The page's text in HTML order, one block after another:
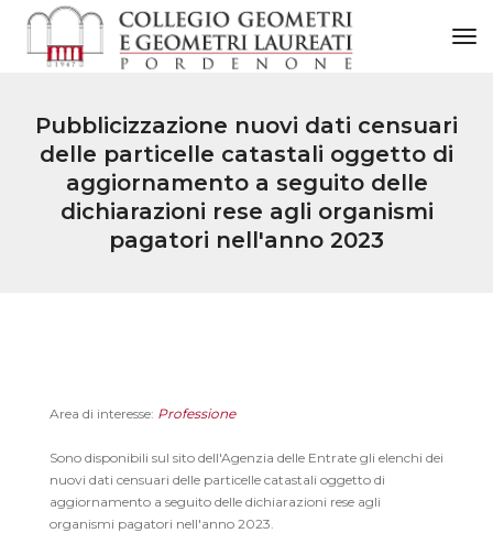
Pubblicizzazione nuovi dati censuari
delle particelle catastali oggetto di
aggiornamento a seguito delle
dichiarazioni rese agli organismi
pagatori nell'anno 2023
Area di interesse: Professione
Sono disponibili sul sito dell'Agenzia delle Entrate gli elenchi dei
nuovi dati censuari delle particelle catastali oggetto di
aggiornamento a seguito delle dichiarazioni rese agli
organismi pagatori nell'anno 2023.